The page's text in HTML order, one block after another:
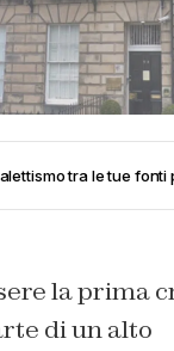
tra le tue fonti
la prima
di un alto